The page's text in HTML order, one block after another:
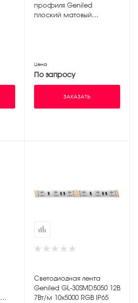
профиля Geniled
плоский матовый
Цена
По запросу
ЗАКАЗАТЬ
Светодиодная лента
Geniled GL-30SMD5050 12В
7Вт/м 10х5000 RGB IP65